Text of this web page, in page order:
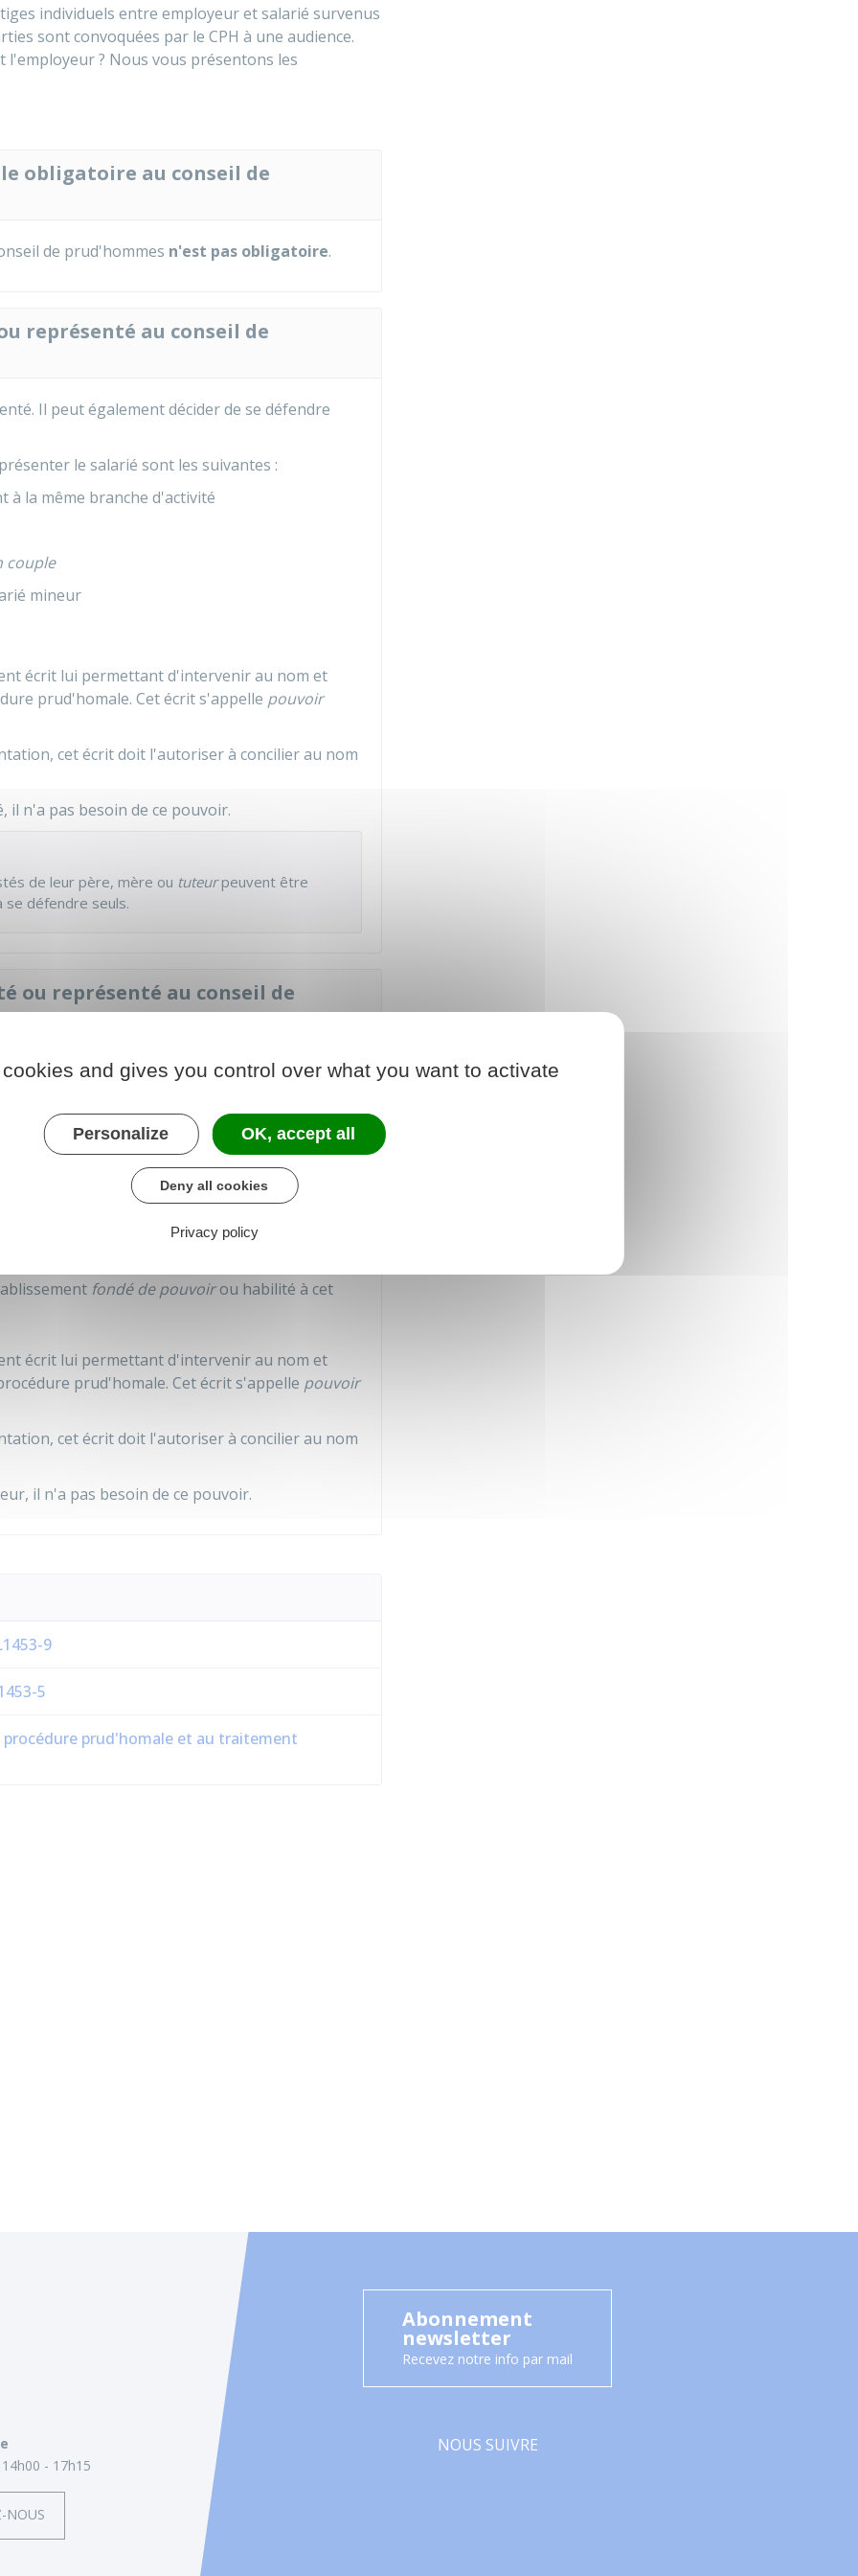
individuels entre employeur et salarié survenus
sont convoquées par le CPH à une audience.
? Nous vous présentons les
obligatoire au conseil de
de prud'hommes n'est pas obligatoire.
représenté au conseil de
Il peut également décider de se défendre
le salarié sont les suivantes :
à la même branche d'activité
couple
mineur
écrit lui permettant d'intervenir au nom et
prud'homale. Cet écrit s'appelle pouvoir
cet écrit doit l'autoriser à concilier au nom
il n'a pas besoin de ce pouvoir.
de leur père, mère ou tuteurpeuvent être
se défendre seuls.
ou représenté au conseil de
Il peut également décider de se défendre
l'employeur sont les suivantes :
la même branche d'activité
fondé de pouvoirou habilité à cet
écrit lui permettant d'intervenir au nom et
prud'homale. Cet écrit s'appelle pouvoir
cet écrit doit l'autoriser à concilier au nom
il n'a pas besoin de ce pouvoir.
9
5
procédure prud'homale et au traitement
14h00 - 17h15
NOUS
Abonnement
newsletter
Recevez notre info par mail
NOUS SUIVRE
and gives you control over what you want to activate
Personalize OK, accept all
Deny all cookies
Privacy policy